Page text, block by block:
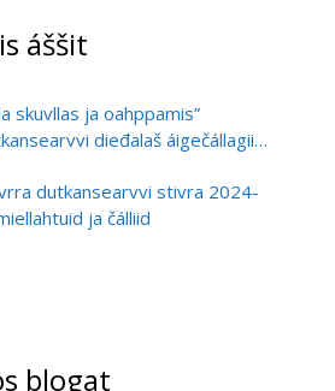
áššit
skuvllas ja oahppamis”
dieđalaš áigečállagii
dutkansearvvi stivra 2024-
ja čálliid
blogat